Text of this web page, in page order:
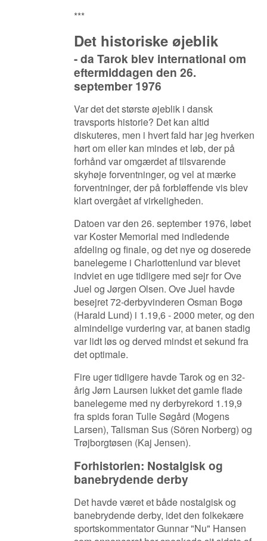
***
Det historiske øjeblik
- da Tarok blev international om
eftermiddagen den 26.
september 1976
Var det det største øjeblik i dansk
travsports historie? Det kan altid
diskuteres, men i hvert fald har jeg hverken
hørt om eller kan mindes et løb, der på
forhånd var omgærdet af tilsvarende
skyhøje forventninger, og vel at mærke
forventninger, der på forbløffende vis blev
klart overgået af virkeligheden.
Datoen var den 26. september 1976, løbet
var Koster Memorial med indledende
afdeling og finale, og det nye og doserede
banelegeme i Charlottenlund var blevet
indviet en uge tidligere med sejr for Ove
Juel og Jørgen Olsen. Ove Juel havde
besejret 72-derbyvinderen Osman Bogø
(Harald Lund) i 1.19,6 - 2000 meter, og den
almindelige vurdering var, at banen stadig
var lidt løs og derved mindst et sekund fra
det optimale.
Fire uger tidligere havde Tarok og en 32-
årig Jørn Laursen lukket det gamle flade
banelegeme med ny derbyrekord 1.19,9
fra spids foran Tulle Søgård (Mogens
Larsen), Talisman Sus (Sören Norberg) og
Trøjborgtøsen (Kaj Jensen).
Forhistorien: Nostalgisk og
banebrydende derby
Det havde været et både nostalgisk og
banebrydende derby, idet den folkekære
sportskommentator Gunnar "Nu" Hansen